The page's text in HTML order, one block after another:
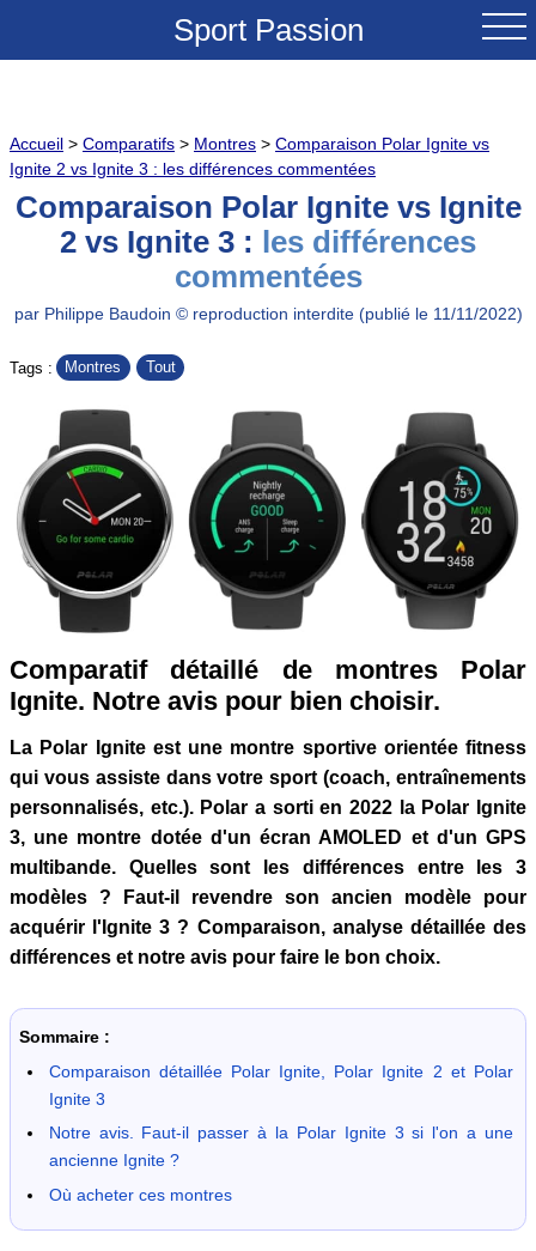
Sport Passion
NOUVEAUTES
TESTS & REVUES
SOLDES
Accueil > Comparatifs > Montres > Comparaison Polar Ignite vs
Ignite 2 vs Ignite 3 : les différences commentées
Comparaison Polar Ignite vs Ignite
2 vs Ignite 3 :
les différences
commentées
par Philippe Baudoin © reproduction interdite (publié le 11/11/2022)
Tags : Montres Tout
Comparatif détaillé de montres Polar
Ignite. Notre avis pour bien choisir.
La Polar Ignite est une montre sportive orientée fitness
qui vous assiste dans votre sport (coach, entraînements
personnalisés, etc.). Polar a sorti en 2022 la Polar Ignite
3, une montre dotée d'un écran AMOLED et d'un GPS
multibande. Quelles sont les différences entre les 3
modèles ? Faut-il revendre son ancien modèle pour
acquérir l'Ignite 3 ? Comparaison, analyse détaillée des
différences et notre avis pour faire le bon choix.
Sommaire :
Comparaison détaillée Polar Ignite, Polar Ignite 2 et Polar
Ignite 3
Notre avis. Faut-il passer à la Polar Ignite 3 si l'on a une
ancienne Ignite ?
Où acheter ces montres